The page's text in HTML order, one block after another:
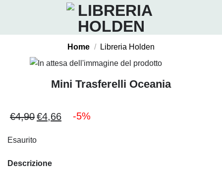
Home / Libreria Holden
Mini Trasferelli Oceania
€4,90 Il
originale
€4,90.
€4,66Il
-5%
Esaurito
Descrizione